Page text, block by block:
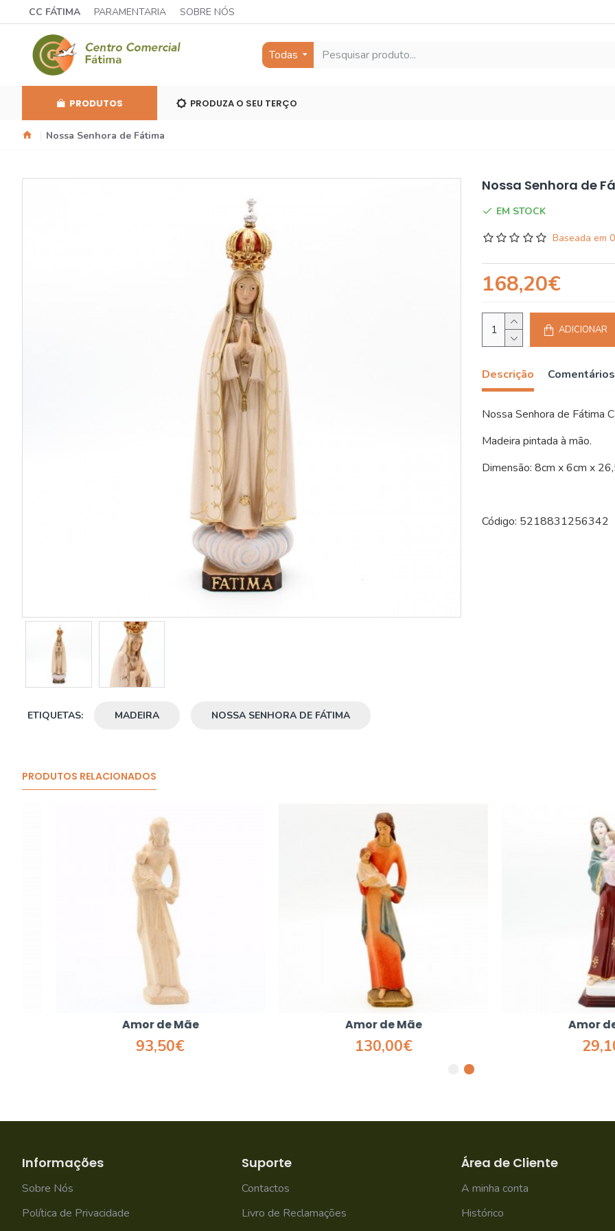
CC FÁTIMA PARAMENTARIA SOBRE NÓS
Todas
PRODUTOS PRODUZA O SEU TERÇO
Nossa Senhora de Fátima
ETIQUETAS: MADEIRA NOSSA SENHORA DE FÁTIMA
Nossa Senhora de
EM STOCK
Baseada em
168,20€
ADICIONAR
Descrição Comentários
Nossa Senhora de Fátima
Madeira pintada à mão.
Dimensão: 8cm x 6cm x
Código: 5218831256342
PRODUTOS RELACIONADOS
Amor de Mãe
93,50€
Amor de Mãe
130,00€
Amor de Mãe
29,10€
Informações
Sobre Nós
Política de Privacidade
Suporte
Contactos
Livro de Reclamações
Área de Cliente
A minha conta
Histórico